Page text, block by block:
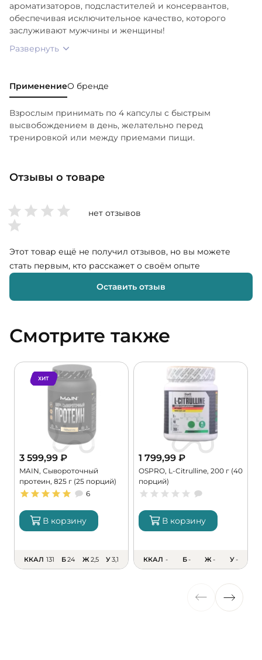
ароматизаторов, подсластителей и консервантов,
обеспечивая исключительное качество, которого
заслуживают мужчины и женщины!
Развернуть
ПрименениеО бренде
Взрослым принимать по 4 капсулы с быстрым
высвобождением в день, желательно перед
тренировкой или между приемами пищи.
Отзывы о товаре
нет отзывов
Этот товар ещё не получил отзывов, но вы можете
стать первым, кто расскажет о своём опыте
Оставить отзыв
Смотрите также
ХИТ
3 599,99 ₽
MAIN, Сывороточный
протеин, 825 г (25 порций)
6
В корзину
ККАЛ 131 Б24 Ж2,5 У3,1
1 799,99 ₽
OSPRO, L-Citrulline, 200 г (40
порций)
В корзину
ККАЛ - Б- Ж- У-